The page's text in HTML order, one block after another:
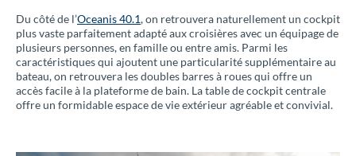
Du côté de l’Oceanis 40.1, on retrouvera naturellement un cockpit
plus vaste parfaitement adapté aux croisières avec un équipage de
plusieurs personnes, en famille ou entre amis. Parmi les
caractéristiques qui ajoutent une particularité supplémentaire au
bateau, on retrouvera les doubles barres à roues qui offre un
accès facile à la plateforme de bain. La table de cockpit centrale
offre un formidable espace de vie extérieur agréable et convivial.